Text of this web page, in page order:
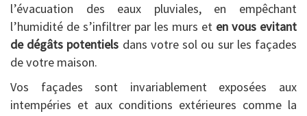
l’évacuation des eaux pluviales, en empêchant
l’humidité de s’infiltrer par les murs et en vous evitant
de dégâts potentiels dans votre sol ou sur les façades
de votre maison.
Vos façades sont invariablement exposées aux
intempéries et aux conditions extérieures comme la